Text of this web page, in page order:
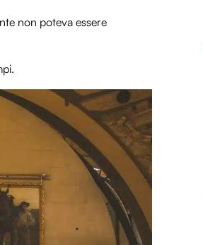
non poteva essere